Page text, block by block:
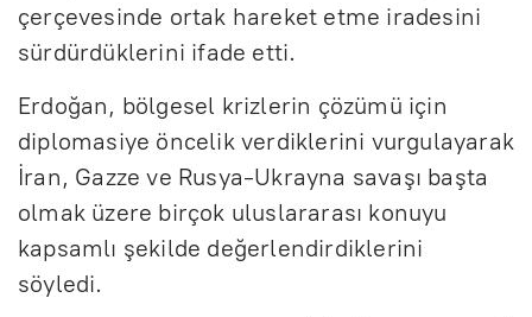
çerçevesinde ortak hareket etme iradesini
sürdürdüklerini ifade etti.
Erdoğan, bölgesel krizlerin çözümü için
diplomasiye öncelik verdiklerini vurgulayarak
İran, Gazze ve Rusya-Ukrayna savaşı başta
olmak üzere birçok uluslararası konuyu
kapsamlı şekilde değerlendirdiklerini
söyledi.